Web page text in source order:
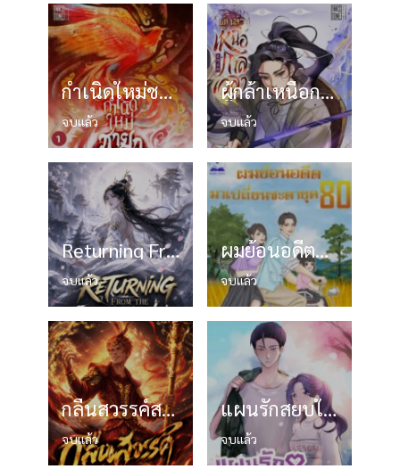
กำเนิดใหม่ชายาผู้ล่วงลับ โม่เหยียนซาง
จบแล้ว
ผู้กล้าเหนือกาลเวลา
จบแล้ว
Returning From The Immortal World
จบแล้ว
ผมย้อนอดีตมาเปลี่ยนชะตายุค 80 (นิยายแปล)
จบแล้ว
กลืนสวรรค์สะท้านทวยเทพ
จบแล้ว
แผนรักสยบใจบอสสาวตัวร้าย
จบแล้ว